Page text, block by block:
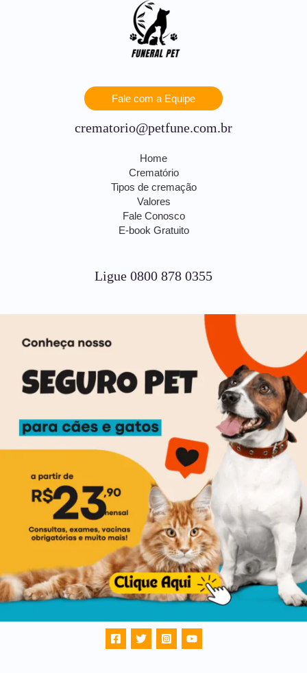
Fale com a Equipe
crematorio@petfune.com.br
Home
Crematório
Tipos de cremação
Valores
Fale Conosco
E-book Gratuito
Ligue 0800 878 0355